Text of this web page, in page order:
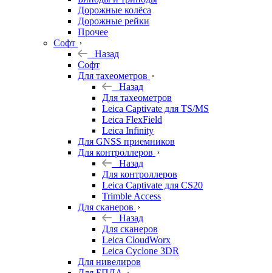
Дорожные колёса
Дорожные рейки
Прочее
Софт
Назад
Софт
Для тахеометров
Назад
Для тахеометров
Leica Captivate для TS/MS
Leica FlexField
Leica Infinity
Для GNSS приемников
Для контроллеров
Назад
Для контроллеров
Leica Captivate для CS20
Trimble Access
Для сканеров
Назад
Для сканеров
Leica CloudWorx
Leica Cyclone 3DR
Для нивелиров